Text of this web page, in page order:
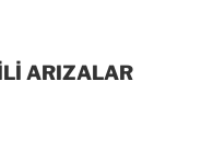
ARIZALAR